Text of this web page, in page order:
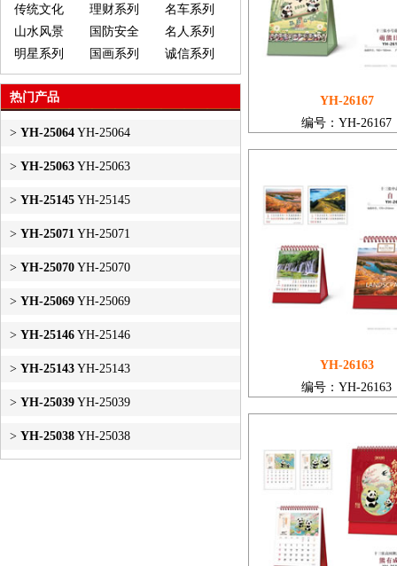
传统文化
理财系列
名车系列
山水风景
国防安全
名人系列
明星系列
国画系列 诚信系列
热门产品
> YH-25064 YH-25064
> YH-25063 YH-25063
> YH-25145 YH-25145
> YH-25071 YH-25071
> YH-25070 YH-25070
> YH-25069 YH-25069
> YH-25146 YH-25146
> YH-25143 YH-25143
> YH-25039 YH-25039
> YH-25038 YH-25038
YH-26167
编号：YH-26167
YH-26163
编号：YH-26163